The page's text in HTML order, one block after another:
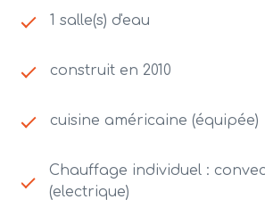
1 salle(s) d'eau
construit en 2010
cuisine américaine (équipée)
Chauffage individuel :
(electrique)